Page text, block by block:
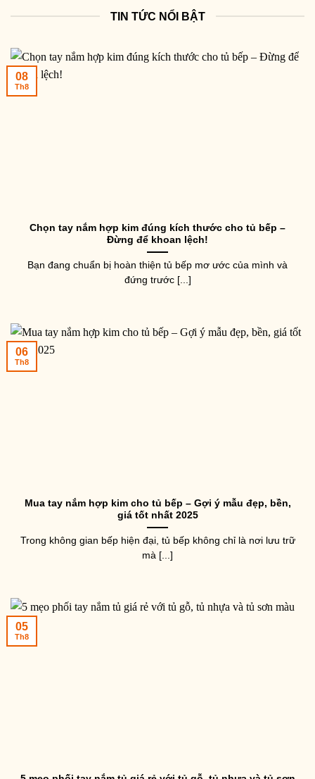
TIN TỨC NỔI BẬT
Chọn tay nắm hợp kim đúng kích thước cho tủ bếp –
Đừng để khoan lệch!
Bạn đang chuẩn bị hoàn thiện tủ bếp mơ ước của mình và
đứng trước [...]
08
Th8
Mua tay nắm hợp kim cho tủ bếp – Gợi ý mẫu đẹp, bền,
giá tốt nhất 2025
Trong không gian bếp hiện đại, tủ bếp không chỉ là nơi lưu trữ
mà [...]
06
Th8
05
Th8